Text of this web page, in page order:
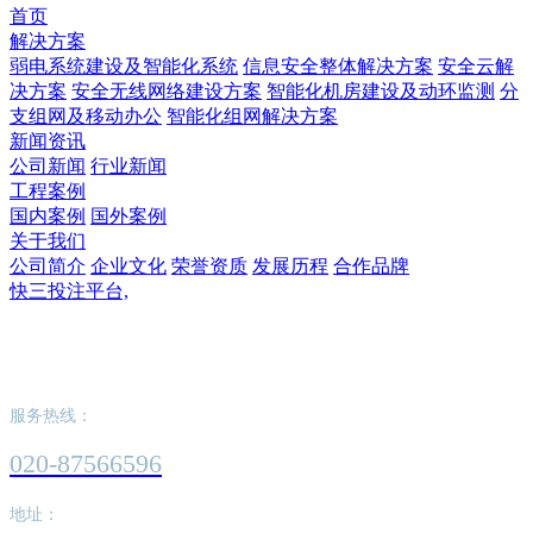
首页
解决方案
弱电系统建设及智能化系统 信息安全整体解决方案 安全云解
决方案 安全无线网络建设方案 智能化机房建设及动环监测 分
支组网及移动办公 智能化组网解决方案
新闻资讯
公司新闻 行业新闻
工程案例
国内案例 国外案例
关于我们
公司简介 企业文化 荣誉资质 发展历程 合作品牌
快三投注平台,
服务热线：
020-87566596
地址：